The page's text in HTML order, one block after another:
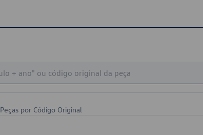
Peças por Código Original